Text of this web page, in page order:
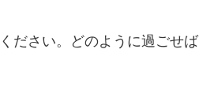
ださい。どのように過ごせば